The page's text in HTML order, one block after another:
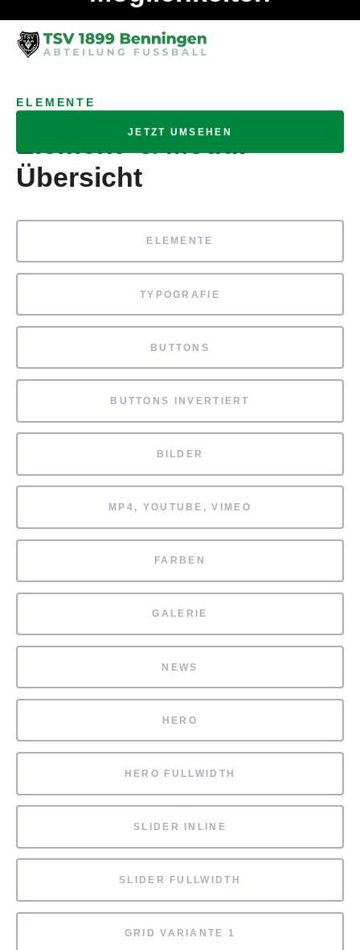
Ob Entwickler, Marketing Manager, SEO Spezialist oder fürs
eigene Projekt – auch ohne HTML Kenntnisse können alle
JETZT UMSEHEN
ELEMENTE
Element- & Modul-
Übersicht
ELEMENTE
TYPOGRAFIE
BUTTONS
BUTTONS INVERTIERT
BILDER
MP4, YOUTUBE, VIMEO
FARBEN
GALERIE
NEWS
HERO
HERO FULLWIDTH
SLIDER INLINE
SLIDER FULLWIDTH
GRID VARIANTE 1